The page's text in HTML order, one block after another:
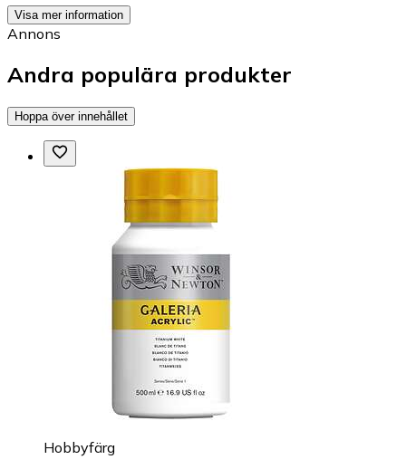
Visa mer information
Annons
Andra populära produkter
Hoppa över innehållet
Hobbyfärg